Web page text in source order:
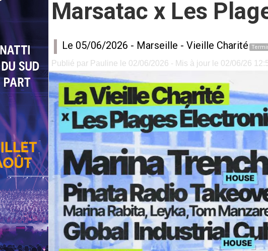
Marsatac x Les
Le 05/06/2026 - Marseille - Vieille Charité
Publié par Pauline le 02/06/2026 - Mis à jour le 02/06/26